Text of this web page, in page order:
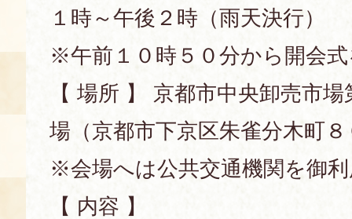
１時～午後２時（雨天決行）
※午前１０時５０分から開会
【 場所 】 京都市中央卸売市
場（京都市下京区朱雀分木町
※会場へは公共交通機関を御
【 内容 】